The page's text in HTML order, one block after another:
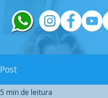
Post
5 min de leitura